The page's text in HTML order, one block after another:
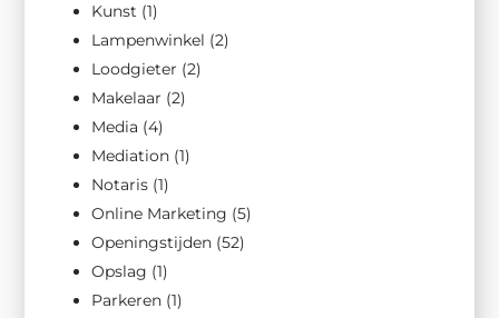
Kunst (1)
Lampenwinkel (2)
Loodgieter (2)
Makelaar (2)
Media (4)
Mediation (1)
Notaris (1)
Online Marketing (5)
Openingstijden (52)
Opslag (1)
Parkeren (1)